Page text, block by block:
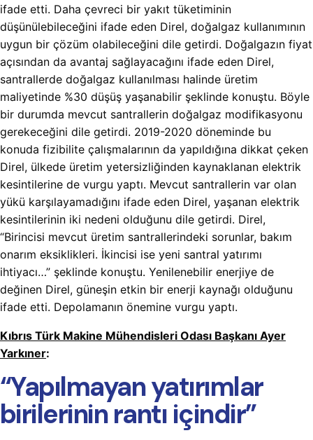
ifade etti. Daha çevreci bir yakıt tüketiminin
düşünülebileceğini ifade eden Direl, doğalgaz kullanımının
uygun bir çözüm olabileceğini dile getirdi. Doğalgazın fiyat
açısından da avantaj sağlayacağını ifade eden Direl,
santrallerde doğalgaz kullanılması halinde üretim
maliyetinde %30 düşüş yaşanabilir şeklinde konuştu. Böyle
bir durumda mevcut santrallerin doğalgaz modifikasyonu
gerekeceğini dile getirdi. 2019-2020 döneminde bu
konuda fizibilite çalışmalarının da yapıldığına dikkat çeken
Direl, ülkede üretim yetersizliğinden kaynaklanan elektrik
kesintilerine de vurgu yaptı. Mevcut santrallerin var olan
yükü karşılayamadığını ifade eden Direl, yaşanan elektrik
kesintilerinin iki nedeni olduğunu dile getirdi. Direl,
“Birincisi mevcut üretim santrallerindeki sorunlar, bakım
onarım eksiklikleri. İkincisi ise yeni santral yatırımı
ihtiyacı…” şeklinde konuştu. Yenilenebilir enerjiye de
değinen Direl, güneşin etkin bir enerji kaynağı olduğunu
ifade etti. Depolamanın önemine vurgu yaptı.
Kıbrıs Türk Makine Mühendisleri Odası Başkanı Ayer
Yarkıner:
“Yapılmayan yatırımlar
birilerinin rantı içindir”